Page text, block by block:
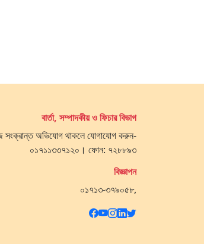
বার্তা, সম্পাদকীয় ও ফিচার বিভাগ
সংক্রান্ত অভিযোগ থাকলে যোগাযোগ করুন-
০১৭১১৩৩৭১২০। ফোন: ৭২৮৮৯৩
বিজ্ঞাপন
০১৭১৩-৩৭৯০৫৮,